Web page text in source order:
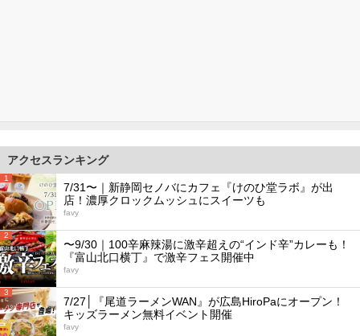
アクセスランキング
1
7/31〜｜新静岡セノバにカフェ『けのひ堂ラボ』が出
店！濃厚クロックムッシュにスイーツも
favy
2
〜9/30｜100辛麻辣湯に激辛超えの“インド辛”カレーも！
『富山北口横丁』で激辛フェス開催中
favy
3
7/27│『尾道ラーメンWAN』が広島HiroPaにオープン！
キッズラーメン無料イベント開催
favy